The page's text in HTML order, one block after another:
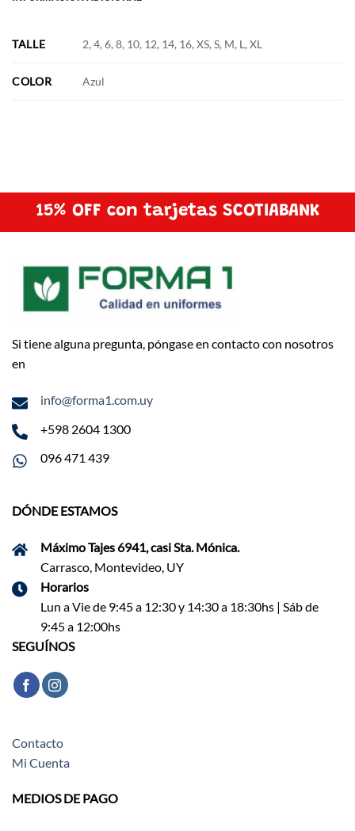
TALLE 2, 4, 6, 8, 10, 12, 14, 16, XS, S, M, L, XL
COLOR Azul
15% OFF con tarjetas SCOTIABANK
Si tiene alguna pregunta, póngase en contacto con nosotros
en
info@forma1.com.uy
+598 2604 1300
096 471 439
DÓNDE ESTAMOS
Máximo Tajes 6941, casi Sta. Mónica.
Carrasco, Montevideo, UY
Horarios
Lun a Vie de 9:45 a 12:30 y 14:30 a 18:30hs | Sáb de
9:45 a 12:00hs
SEGUÍNOS
Contacto
Mi Cuenta
MEDIOS DE PAGO